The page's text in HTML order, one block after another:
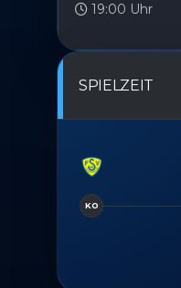
19:00 Uhr
SPIELZEIT
KO